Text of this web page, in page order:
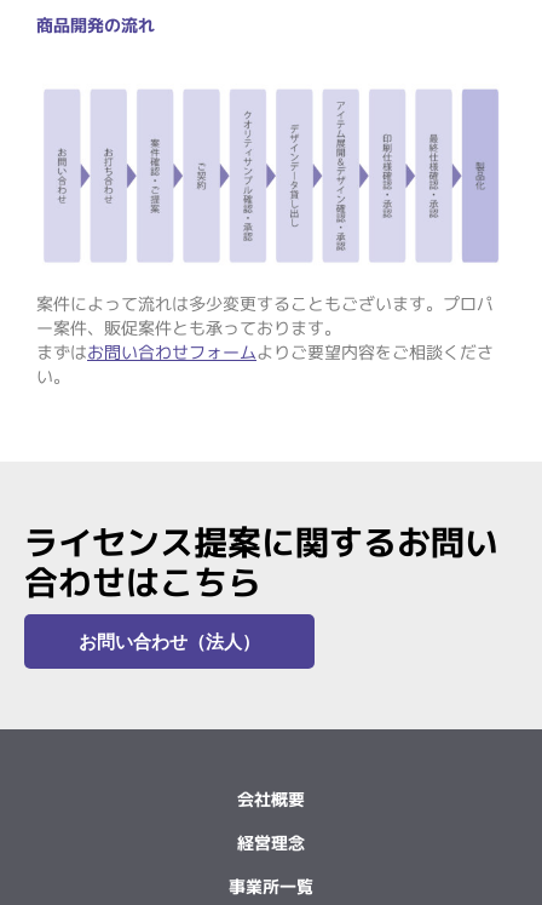
商品開発の流れ
案件によって流れは多少変更することもございます。プロパ
ー案件、販促案件とも承っております。
まずはお問い合わせフォームよりご要望内容をご相談くださ
い。
ライセンス提案に関するお問い
合わせはこちら
お問い合わせ（法人）
会社概要
経営理念
事業所一覧